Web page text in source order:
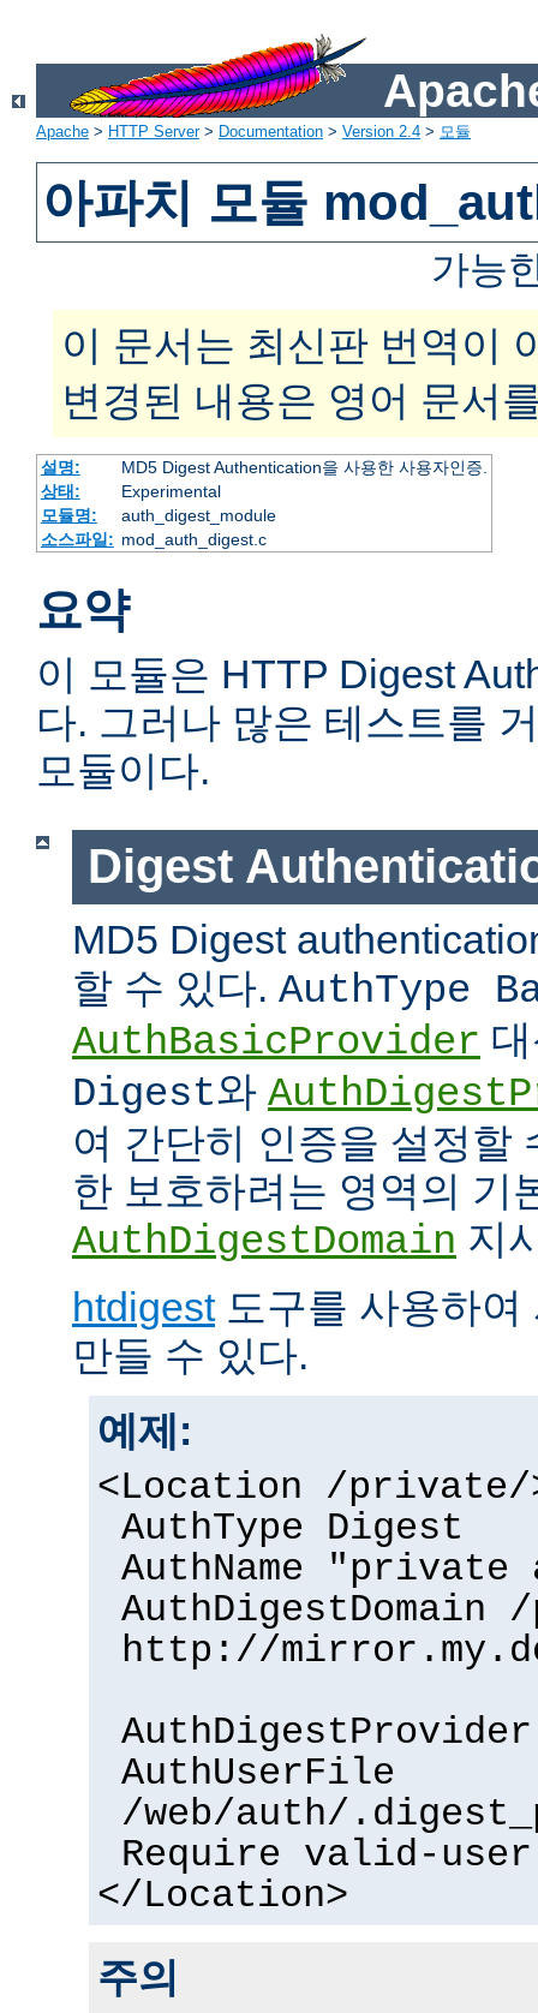
Apache > HTTP Server> Documentation > Version 2.4 > 모듈
아파치 모듈
가능
이 문서는 최신판 번역이
변경된 내용은 영어 문서
설명:
MD5 Digest Authentication을 사용한 사용자인증.
상태:
Experimental
모듈명:
auth_digest_module
소스파일: mod_auth_digest.c
요약
이 모듈은 HTTP Digest
다. 그러나 많은 테스트를
모듈이다.
Digest
MD5 Digest
할 수 있다. AuthType
AuthBasicProvider
Digest와
여 간단히 인증을 설정할
한 보호하려는 영역의 기
AuthDigestDomain 지
htdigest도구를 사용하여
만들 수 있다.
예제:
<Location /private/
AuthType Digest
AuthName "private
http://
AuthUserFile
/web/auth/
Require valid-user
</Location>
주의